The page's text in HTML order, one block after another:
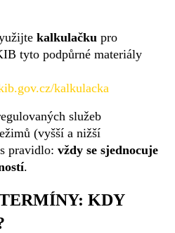
kalkulačku pro
tyto podpůrné materiály
kalkulacka
služeb
(vyšší a nižší
pravidlo: vždy se sjednocuje
.
KDY